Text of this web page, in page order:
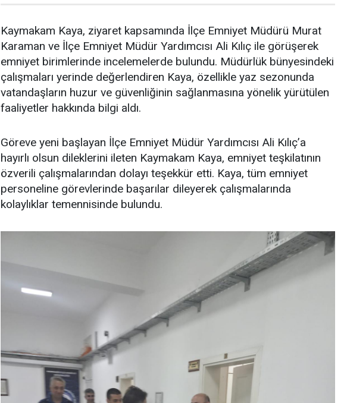
Kaymakam Kaya, ziyaret kapsamında İlçe Emniyet Müdürü Murat
Karaman ve İlçe Emniyet Müdür Yardımcısı Ali Kılıç ile görüşerek
emniyet birimlerinde incelemelerde bulundu. Müdürlük bünyesindeki
çalışmaları yerinde değerlendiren Kaya, özellikle yaz sezonunda
vatandaşların huzur ve güvenliğinin sağlanmasına yönelik yürütülen
faaliyetler hakkında bilgi aldı.
Göreve yeni başlayan İlçe Emniyet Müdür Yardımcısı Ali Kılıç’a
hayırlı olsun dileklerini ileten Kaymakam Kaya, emniyet teşkilatının
özverili çalışmalarından dolayı teşekkür etti. Kaya, tüm emniyet
personeline görevlerinde başarılar dileyerek çalışmalarında
kolaylıklar temennisinde bulundu.